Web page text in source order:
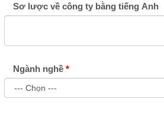
Sơ lược về công ty bằng tiếng Anh
Ngành nghề